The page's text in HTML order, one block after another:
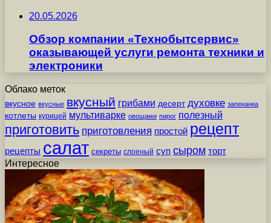
20.05.2026
Обзор компании «Технобытсервис»
оказывающей услуги ремонта техники и
электроники
Облако меток
вкусное вкусные вкусный грибами десерт духовке запеканка
котлеты курицей мультиварке овощами пирог полезный
приготовить приготовления простой рецепт
рецепты салат секреты слоеный суп сыром торт
Интересное